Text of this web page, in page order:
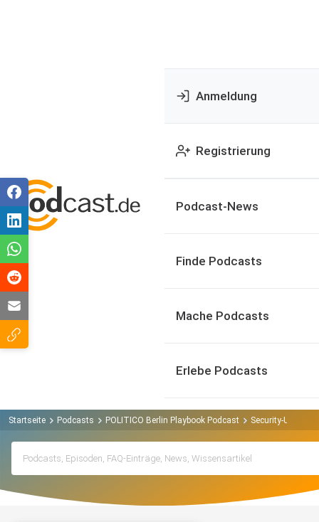
Anmeldung
Registrierung
Podcast-News
Finde Podcasts
Mache Podcasts
Erlebe Podcasts
Startseite Podcasts POLITICO Berlin Playbook Podcast Security-Update: